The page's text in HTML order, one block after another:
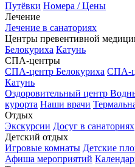
Путёвки Номера / Цены
Лечение
Лечение в санаториях
Центры превентивной
Белокуриха Катунь
СПА-центры
СПА-центр Белокуриха СПА-
Катунь
Оздоровительный центр
курорта Наши врачи
Отдых
Экскурсии Досуг в санаториях
Детский отдых
Игровые комнаты Детские
Афиша мероприятий